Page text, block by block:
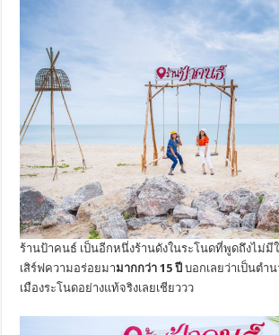
ร้านป้าคนธ์ เป็นอีกหนึ่งร้านดังในระโนดที่พูดถึงไม่มีใ
เสิร์ฟความอร่อยมามากกว่า 15 ปีบอกเลยว่าเป็นตำ
เมืองระโนดอย่างแท้จริงเลยเชียววว